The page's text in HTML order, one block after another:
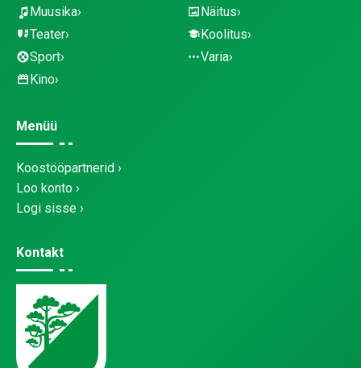
Muusika
Teater
Sport
Kino
Näitus
Koolitus
Varia
Menüü
Koostööpartnerid
Loo konto
Logi sisse
Kontakt